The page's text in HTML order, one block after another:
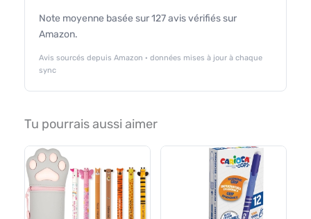
Note moyenne basée sur 127 avis vérifiés sur
Amazon.
Avis sourcés depuis Amazon · données mises à jour à chaque
sync
Tu pourrais aussi aimer